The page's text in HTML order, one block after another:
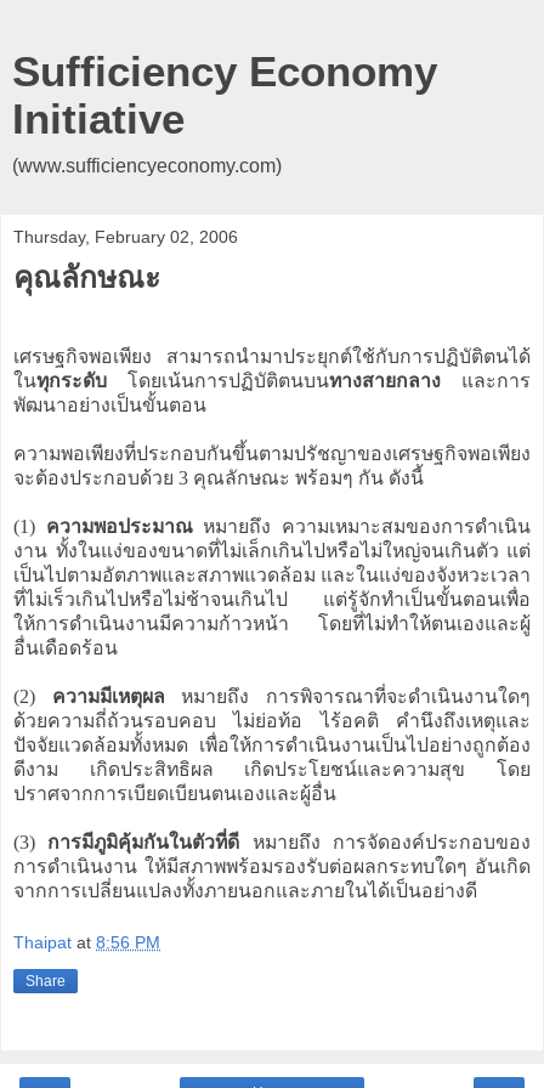
Sufficiency Economy
Initiative
(www.sufficiencyeconomy.com)
Thursday, February 02, 2006
คุณลักษณะ
เศรษฐกิจพอเพียง สามารถนำมาประยุกต์ใช้กับการปฏิบัติตนได้
ในทุกระดับ โดยเน้นการปฏิบัติตนบนทางสายกลาง และการ
พัฒนาอย่างเป็นขั้นตอน
ความพอเพียงที่ประกอบกันขึ้นตามปรัชญาของเศรษฐกิจพอเพียง
จะต้องประกอบด้วย 3 คุณลักษณะ พร้อมๆ กัน ดังนี้
(1) ความพอประมาณหมายถึง ความเหมาะสมของการดำเนิน
งาน ทั้งในแง่ของขนาดที่ไม่เล็กเกินไปหรือไม่ใหญ่จนเกินตัว แต่
เป็นไปตามอัตภาพและสภาพแวดล้อม และในแง่ของจังหวะเวลา
ที่ไม่เร็วเกินไปหรือไม่ช้าจนเกินไป แต่รู้จักทำเป็นขั้นตอนเพื่อ
ให้การดำเนินงานมีความก้าวหน้า โดยที่ไม่ทำให้ตนเองและผู้
อื่นเดือดร้อน
(2) ความมีเหตุผล หมายถึง การพิจารณาที่จะดำเนินงานใดๆ
ด้วยความถี่ถ้วนรอบคอบ ไม่ย่อท้อ ไร้อคติ คำนึงถึงเหตุและ
ปัจจัยแวดล้อมทั้งหมด เพื่อให้การดำเนินงานเป็นไปอย่างถูกต้อง
ดีงาม เกิดประสิทธิผล เกิดประโยชน์และความสุข โดย
ปราศจากการเบียดเบียนตนเองและผู้อื่น
(3) การมีภูมิคุ้มกันในตัวที่ดี หมายถึง การจัดองค์ประกอบของ
การดำเนินงาน ให้มีสภาพพร้อมรองรับต่อผลกระทบใดๆ อันเกิด
จากการเปลี่ยนแปลงทั้งภายนอกและภายในได้เป็นอย่างดี
Thaipat at 8:56 PM
Share